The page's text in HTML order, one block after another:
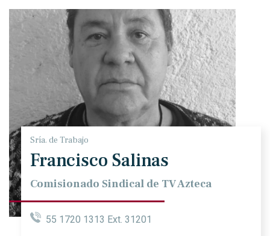
Sría. de Trabajo
Francisco Salinas
Comisionado Sindical de TV Azteca
55 1720 1313 Ext. 31201